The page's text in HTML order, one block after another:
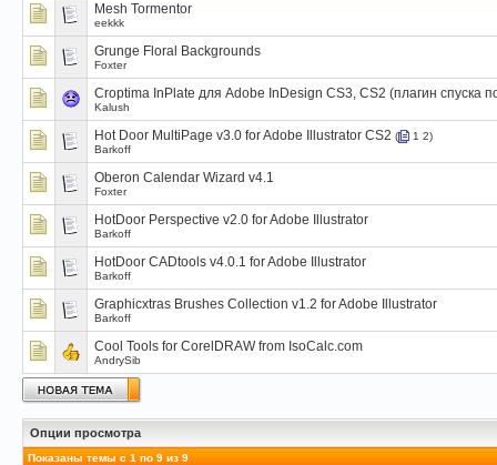
Mesh Tormentor
eekkk
Grunge Floral Backgrounds
Foxter
Croptima InPlate для Adobe InDesign CS3, CS2 (плагин спуска
Kalush
Hot Door MultiPage v3.0 for Adobe Illustrator CS2 ( 1 2)
Barkoff
Oberon Calendar Wizard v4.1
Foxter
HotDoor Perspective v2.0 for Adobe Illustrator
Barkoff
HotDoor CADtools v4.0.1 for Adobe Illustrator
Barkoff
Graphicxtras Brushes Collection v1.2 for Adobe Illustrator
Barkoff
Cool Tools for CorelDRAW from IsoCalc.com
AndrySib
Опции просмотра
Показаны темы с 1 по 9 из 9